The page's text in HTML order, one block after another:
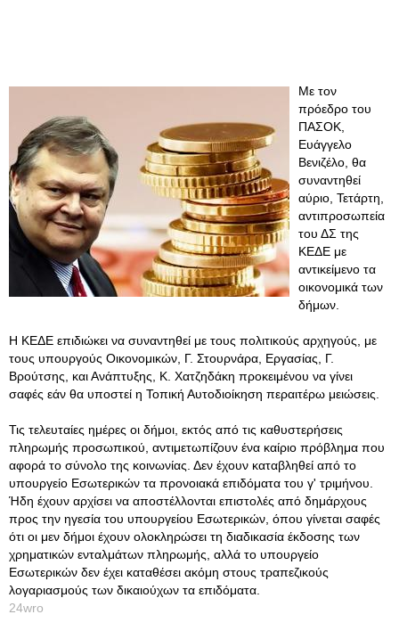
Με τον
πρόεδρο του
ΠΑΣΟΚ,
Ευάγγελο
Βενιζέλο, θα
συναντηθεί
αύριο, Τετάρτη,
αντιπροσωπεία
του ΔΣ της
ΚΕΔΕ με
αντικείμενο τα
οικονομικά των
δήμων.
Η ΚΕΔΕ επιδιώκει να συναντηθεί με τους πολιτικούς αρχηγούς, με
τους υπουργούς Οικονομικών, Γ. Στουρνάρα, Εργασίας, Γ.
Βρούτσης, και Ανάπτυξης, Κ. Χατζηδάκη προκειμένου να γίνει
σαφές εάν θα υποστεί η Τοπική Αυτοδιοίκηση περαιτέρω μειώσεις.
Τις τελευταίες ημέρες οι δήμοι, εκτός από τις καθυστερήσεις
πληρωμής προσωπικού, αντιμετωπίζουν ένα καίριο πρόβλημα που
αφορά το σύνολο της κοινωνίας. Δεν έχουν καταβληθεί από το
υπουργείο Εσωτερικών τα προνοιακά επιδόματα του γ' τριμήνου.
Ήδη έχουν αρχίσει να αποστέλλονται επιστολές από δημάρχους
προς την ηγεσία του υπουργείου Εσωτερικών, όπου γίνεται σαφές
ότι οι μεν δήμοι έχουν ολοκληρώσει τη διαδικασία έκδοσης των
χρηματικών ενταλμάτων πληρωμής, αλλά το υπουργείο
Εσωτερικών δεν έχει καταθέσει ακόμη στους τραπεζικούς
λογαριασμούς των δικαιούχων τα επιδόματα.
24wro